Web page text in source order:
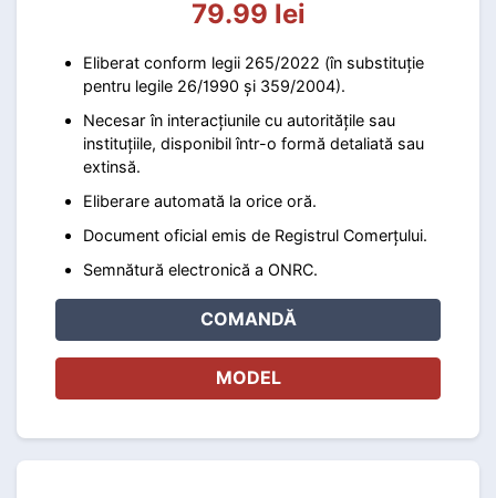
79.99 lei
Eliberat conform legii 265/2022 (în substituție
pentru legile 26/1990 și 359/2004).
Necesar în interacțiunile cu autoritățile sau
instituțiile, disponibil într-o formă detaliată sau
extinsă.
Eliberare automată la orice oră.
Document oficial emis de Registrul Comerțului.
Semnătură electronică a ONRC.
COMANDĂ
MODEL